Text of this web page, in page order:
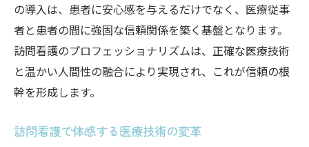
の導入は、患者に安心感を与えるだけでなく、医療従事
者と患者の間に強固な信頼関係を築く基盤となります。
訪問看護のプロフェッショナリズムは、正確な医療技術
と温かい人間性の融合により実現され、これが信頼の根
幹を形成します。
訪問看護で体感する医療技術の変革